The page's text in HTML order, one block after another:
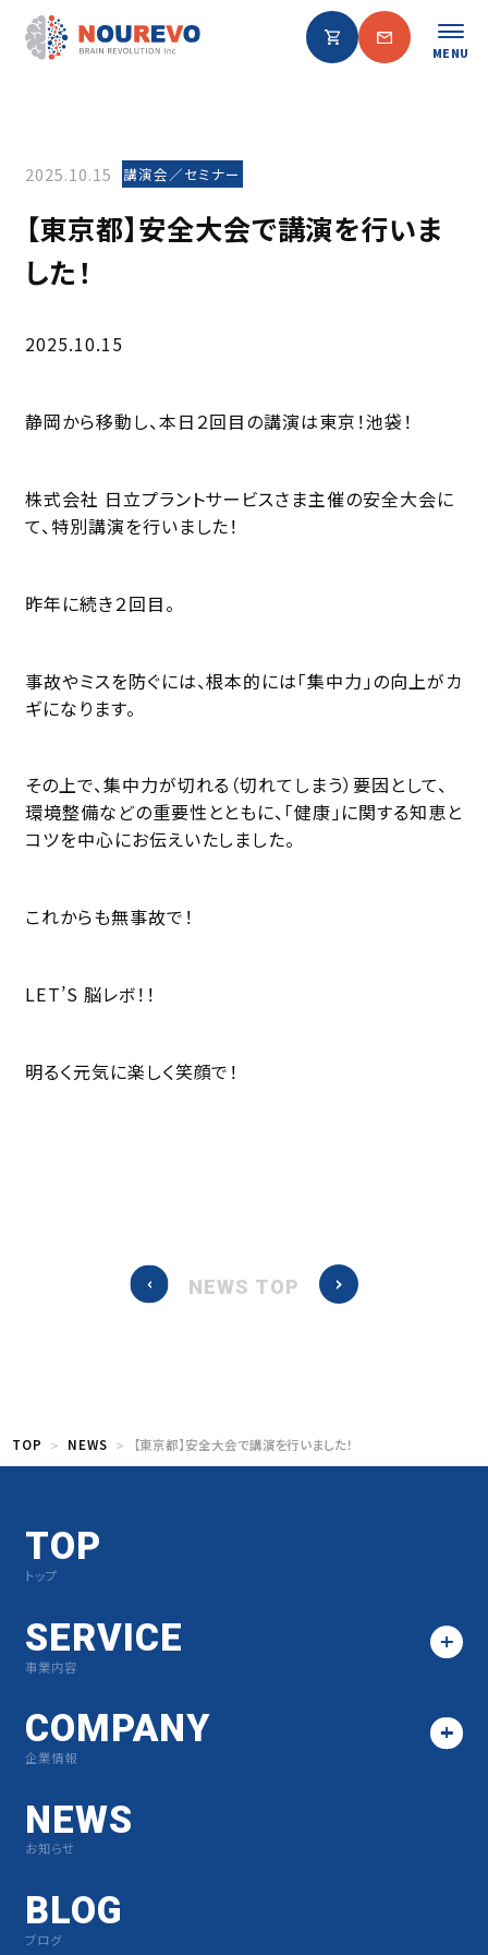
MENU
2025.10.15 講演会／セミナー
【東京都】安全大会で講演を行いま
した！
2025.10.15
静岡から移動し、本日２回目の講演は東京！池袋！
株式会社 日立プラントサービスさま主催の安全大会に
て、特別講演を行いました！
昨年に続き２回目。
事故やミスを防ぐには、根本的には「集中力」の向上がカ
ギになります。
その上で、集中力が切れる（切れてしまう）要因として、
環境整備などの重要性とともに、「健康」に関する知恵と
コツを中心にお伝えいたしました。
これからも無事故で！
LET’S 脳レボ！！
明るく元気に楽しく笑顔で！
NEWS TOP
TOP NEWS 【東京都】安全大会で講演を行いました！
TOP
トップ
SERVICE
事業内容
COMPANY
企業情報
NEWS
お知らせ
BLOG
ブログ